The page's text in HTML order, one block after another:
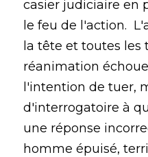
casier judiciaire en
le feu de l'action.
la tête et toutes les
réanimation
l'intention de tuer,
d'interrogatoire à
une réponse
homme épuisé,